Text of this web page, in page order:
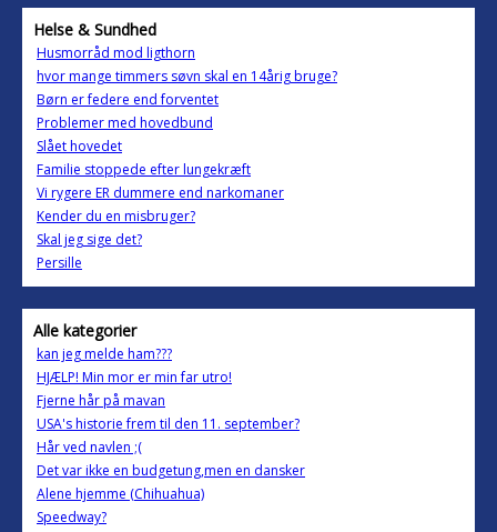
Helse & Sundhed
Husmorråd mod ligthorn
hvor mange timmers søvn skal en 14årig bruge?
Børn er federe end forventet
Problemer med hovedbund
Slået hovedet
Familie stoppede efter lungekræft
Vi rygere ER dummere end narkomaner
Kender du en misbruger?
Skal jeg sige det?
Persille
Alle kategorier
kan jeg melde ham???
HJÆLP! Min mor er min far utro!
Fjerne hår på mavan
USA's historie frem til den 11. september?
Hår ved navlen ;(
Det var ikke en budgetung,men en dansker
Alene hjemme (Chihuahua)
Speedway?